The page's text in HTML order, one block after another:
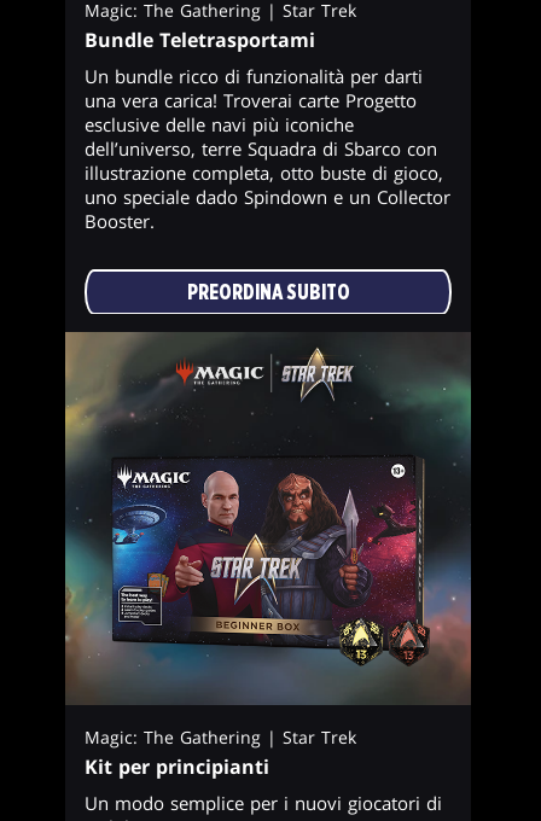
Magic: The Gathering | Star Trek
Bundle Teletrasportami
Un bundle ricco di funzionalità per darti
una vera carica! Troverai carte Progetto
esclusive delle navi più iconiche
dell’universo, terre Squadra di Sbarco con
illustrazione completa, otto buste di gioco,
uno speciale dado Spindown e un Collector
Booster.
PREORDINA SUBITO
Magic: The Gathering | Star Trek
Kit per principianti
Un modo semplice per i nuovi giocatori di